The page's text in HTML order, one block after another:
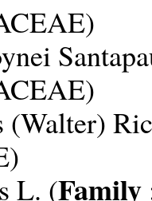
)
)
(Walter)
)
L. (Family